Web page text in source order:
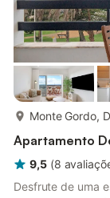
Monte Gordo,
Apartamento
9,5 (8
Desfrute de uma